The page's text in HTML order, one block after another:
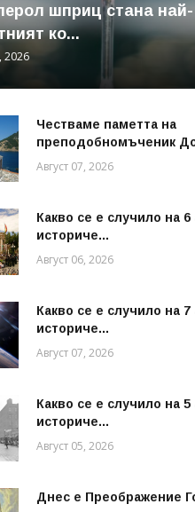
шприц стана най-
ко...
2026
Честваме паметта на
преподобномъченик
Август 07, 2026
Какво се е случило на 6
историче...
Август 06, 2026
Какво се е случило на 7
историче...
Август 07, 2026
Какво се е случило на 5
историче...
Август 05, 2026
Днес е Преображение